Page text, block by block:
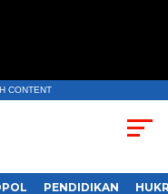
CONTENT
PENDIDIKAN